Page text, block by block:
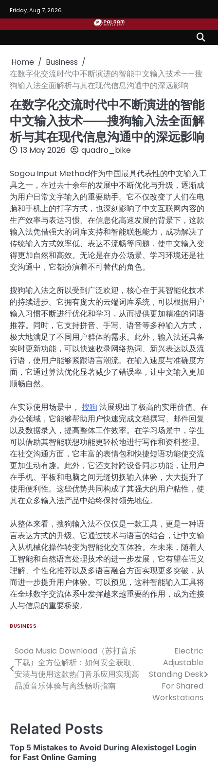
to
content
Friday, Aug 7, 2026
Home
Business
在数字化交流时代中不断演进的智能中文输入技术——搜
狗输入法全面解析与其在现代信息沟通中的深远影响
在数字化交流时代中不断演进的智能
中文输入技术——搜狗输入法全面解
析与其在现代信息沟通中的深远影响
13 May 2026 quadro_bike
Sogou Input Method作为中国最具代表性的中文输入工
具之一，在过去十余年的发展中不断优化与升级，逐渐成
为用户日常文字输入的重要助手。它不仅改变了人们在电
脑和手机上的打字方式，也深刻影响了中文互联网内容的
生产效率与表达习惯。在信息化高速发展的背景下，这款
输入法凭借强大的词库支持和智能联想能力，成功解决了
传统输入方式效率低、表达不流畅等问题，使中文输入变
得更加自然和高效。无论是在办公场景、学习环境还是社
交沟通中，它都扮演着不可替代的角色。
搜狗输入法之所以受到广泛欢迎，核心在于其智能化技术
的持续进步。它拥有庞大的云端词库系统，可以根据用户
输入习惯不断进行优化和学习，从而提供更加精准的词语
推荐。同时，它支持拼音、手写、语音等多种输入方式，
极大地满足了不同用户群体的需求。此外，输入法还具备
实时更新功能，可以快速收录网络热词、新兴表达以及流
行语，使用户能够紧跟语言潮流。在输入速度与准确度方
面，它通过算法优化显著减少了错误率，让中文输入更加
顺畅自然。
在实际使用场景中， 搜狗 法展现出了极高的实用价值。在
办公领域，它能够帮助用户快速完成文档撰写、邮件回复
以及数据录入，提高整体工作效率。在学习场景中，学生
可以借助其智能联想功能更轻松地进行写作和资料整理。
在社交沟通方面，它丰富的表情包和快捷短语功能使交流
更加生动有趣。此外，它还支持跨设备同步功能，让用户
在手机、平板和电脑之间无缝切换输入体验，大大提升了
使用便利性。这些优势共同构成了其强大的用户粘性，使
其在众多输入法产品中始终保持领先地位。
从整体来看，搜狗输入法不仅仅是一款工具，更是一种语
言表达方式的升级。它通过技术与语言的结合，让中文输
入从机械化操作转变为智能化交互体验。在未来，随着人
工智能和自然语言处理技术的进一步发展，它有望在语义
理解、个性化推荐以及多语言融合方面实现更多突破，从
而进一步提升用户体验。可以预见，这种智能输入工具将
在全球数字交流体系中发挥越来越重要的作用，成为连接
人与信息的重要桥梁。
BUSINESS
Post
navigation
Soda Music Download（苏打音乐
下载）全方位解析：如何安全获取、
安装与使用这款热门音乐应用实现高
品质音乐体验与离线畅听指南
Electric
Adjustable
Standing Desk
For Shared
Workstations
Related Posts
Top 5 Mistakes to Avoid During Alexistogel Login
for Fast Online Gaming